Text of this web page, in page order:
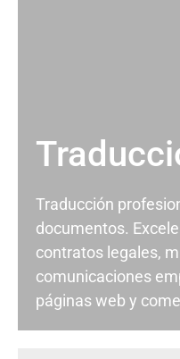
Traducción
documentos.
contratos legales,
comunicaciones
páginas web y